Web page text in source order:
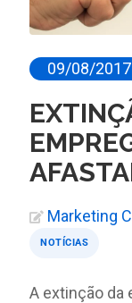
09/08/2017
Marketing
NOTÍCIAS
A extinção da